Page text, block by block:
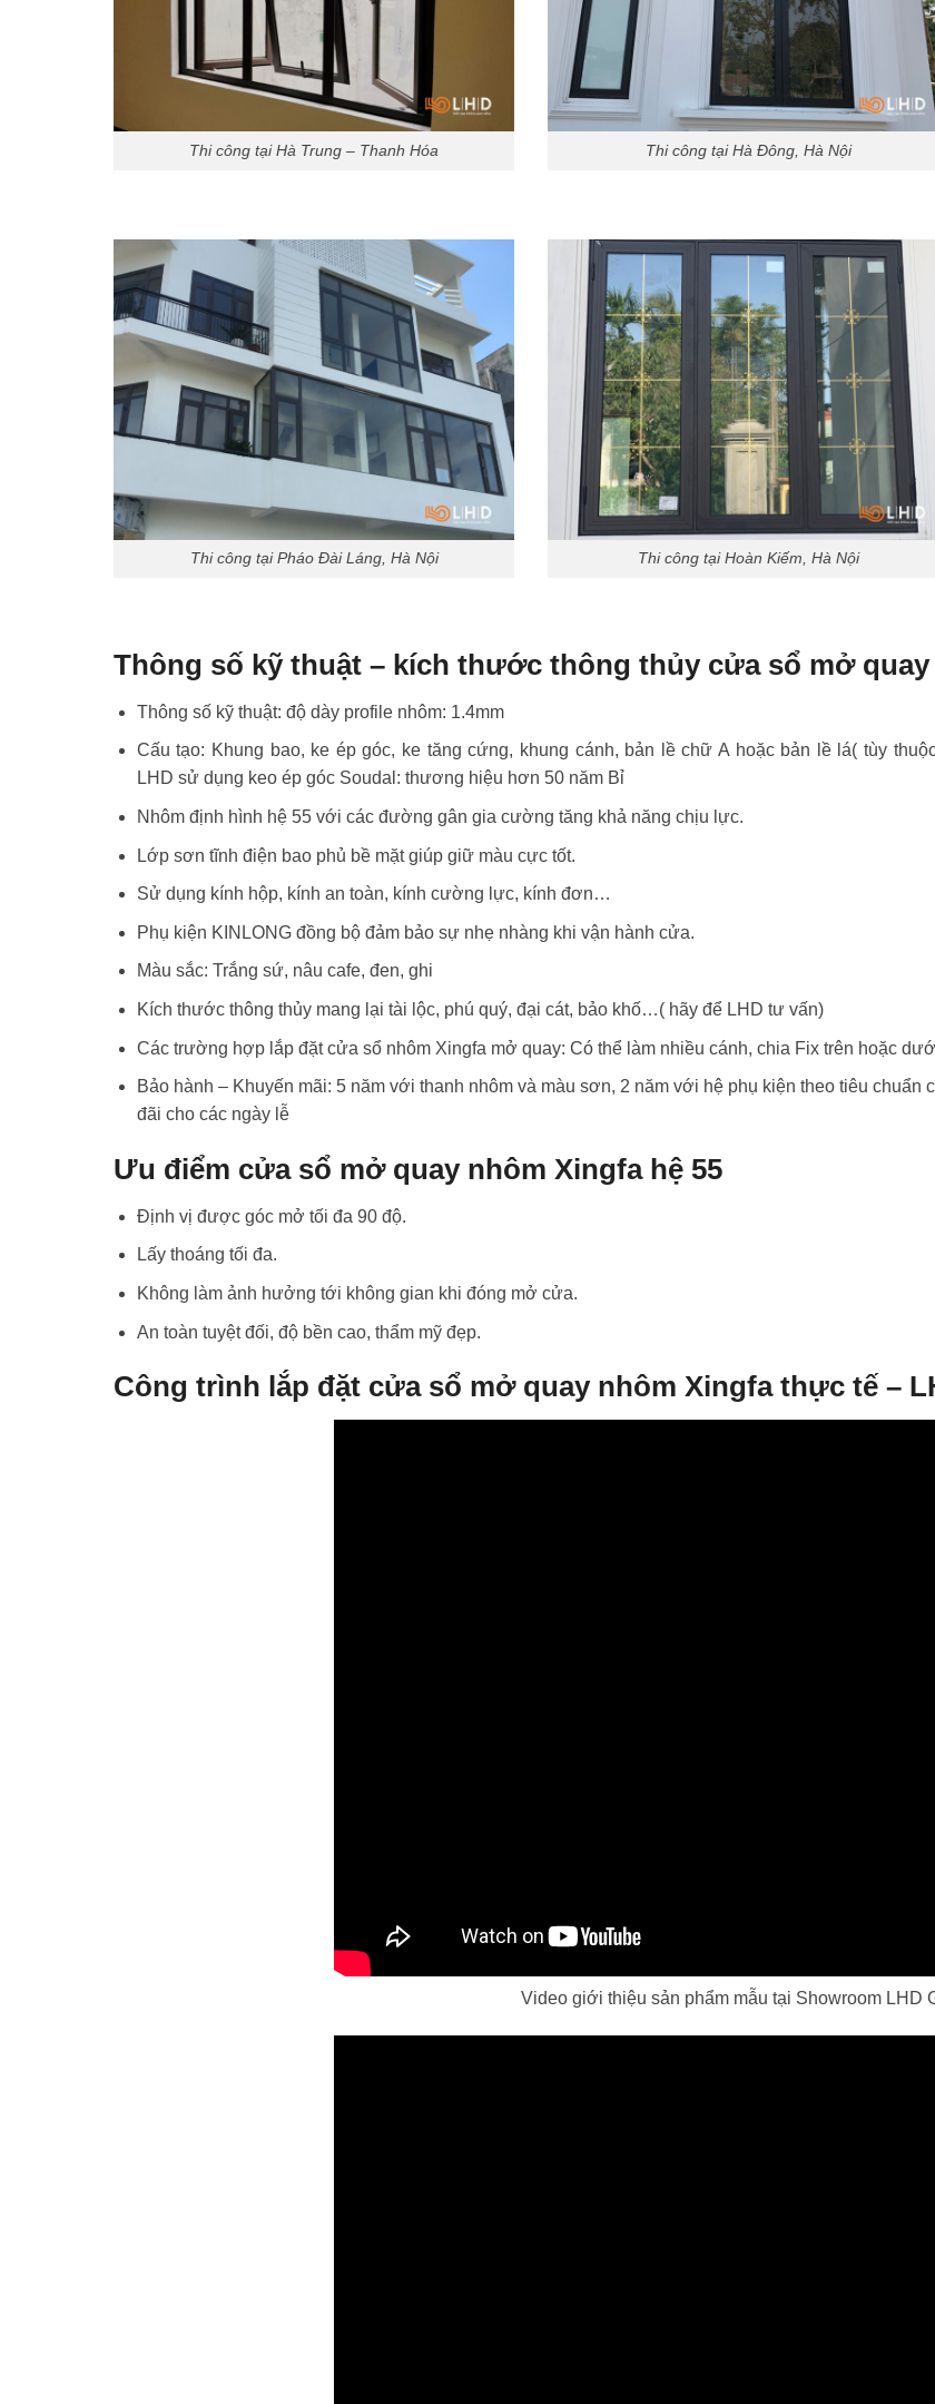
Thi công tại Hà Trung – Thanh Hóa Thi công tại Hà Đông, Hà Nội
Thi công tại Pháo Đài Láng, Hà Nội Thi công tại Hoàn Kiếm, Hà Nội
Thông số kỹ thuật – kích thước thông thủy cửa sổ mở
Thông số kỹ thuật: độ dày profile nhôm: 1.4mm
Cấu tạo: Khung bao, ke ép góc, ke tăng cứng, khung cánh, bản lề chữ A hoặc bản lề lá( tùy
LHD sử dụng keo ép góc Soudal: thương hiệu hơn 50 năm Bỉ
Nhôm định hình hệ 55 với các đường gân gia cường tăng khả năng chịu lực.
Lớp sơn tĩnh điện bao phủ bề mặt giúp giữ màu cực tốt.
Sử dụng kính hộp, kính an toàn, kính cường lực, kính đơn…
Phụ kiện KINLONG đồng bộ đảm bảo sự nhẹ nhàng khi vận hành cửa.
Màu sắc: Trắng sứ, nâu cafe, đen, ghi
Kích thước thông thủy mang lại tài lộc, phú quý, đại cát, bảo khố…( hãy để LHD tư vấn)
Các trường hợp lắp đặt cửa sổ nhôm Xingfa mở quay: Có thể làm nhiều cánh, chia Fix trên hoặc
Bảo hành – Khuyến mãi: 5 năm với thanh nhôm và màu sơn, 2 năm với hệ phụ kiện theo tiêu
đãi cho các ngày lễ
Ưu điểm cửa sổ mở quay nhôm Xingfa hệ 55
Định vị được góc mở tối đa 90 độ.
Lấy thoáng tối đa.
Không làm ảnh hưởng tới không gian khi đóng mở cửa.
An toàn tuyệt đối, độ bền cao, thẩm mỹ đẹp.
Công trình lắp đặt cửa sổ mở quay nhôm Xingfa thực tế –
Video giới thiệu sản phẩm mẫu tại Showroom LHD